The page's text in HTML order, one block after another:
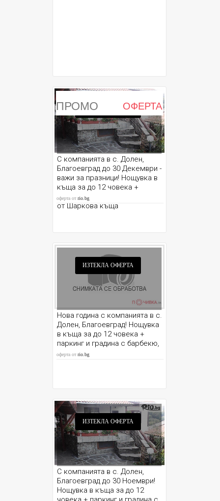
ПРОМО ОФЕРТА
ИЗТЕКЛА ОФЕРТА
С компанията в с. Долен,
Благоевград до 30 Декември -
важи за празници! Нощувка в
къща за до 12 човека +
паркинг и градина с барбекю,
от Шаркова къща
оферта отrio.bg
ИЗТЕКЛА ОФЕРТА
Нова година с компанията в с.
Долен, Благоевград! Нощувка
в къща за до 12 човека +
паркинг и градина с барбекю,
от Шарковата къща
оферта отrio.bg
ИЗТЕКЛА ОФЕРТА
С компанията в с. Долен,
Благоевград до 30 Ноември!
Нощувка в къща за до 12